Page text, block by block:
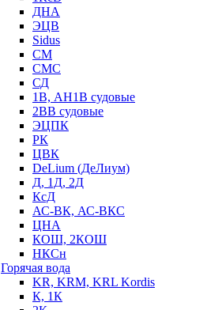
ДНА
ЭЦВ
Sidus
СМ
СМС
СД
1В, АН1В судовые
2ВВ судовые
ЭЦПК
РК
ЦВК
DeLium (ДеЛиум)
Д, 1Д, 2Д
КсД
АС-ВК, АС-ВКС
ЦНА
КОШ, 2КОШ
НКСн
Горячая вода
KR, KRM, KRL Kordis
К, 1К